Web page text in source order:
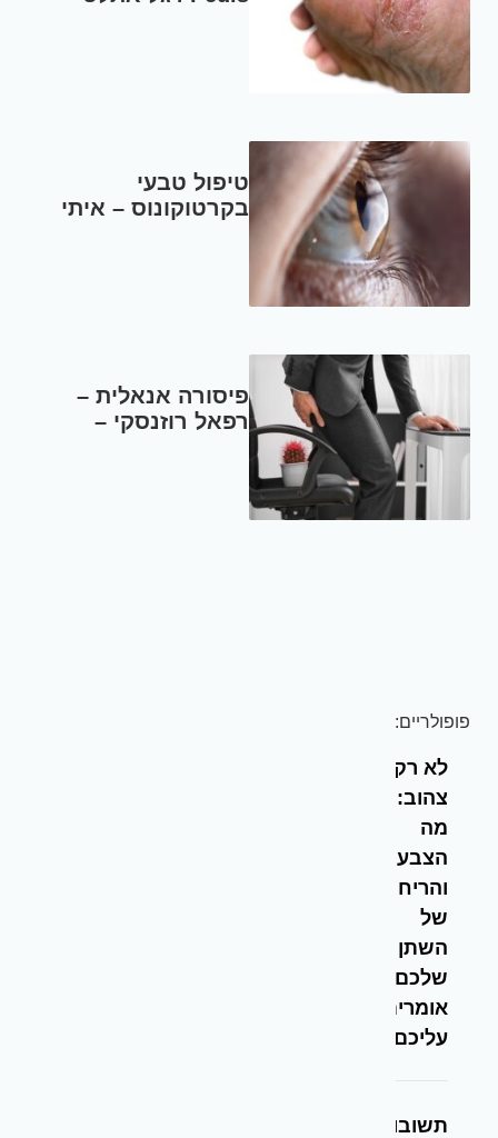
טיפול טבעי
בקרטוקונוס – איתי
פיסורה אנאלית –
רפאל רוזנסקי –
פופולריים:
לא רק
צהוב:
מה
הצבע
והריח
של
השתן
שלכם
אומרים
עליכם?
תשובות